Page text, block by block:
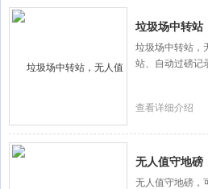
垃圾场中转站
垃圾场中转站，
站、自动过磅记
查看详细介绍
无人值守地磅
无人值守地磅，